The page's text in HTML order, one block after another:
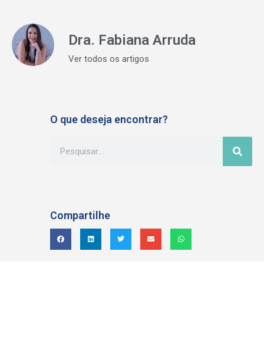
Dra. Fabiana Arruda
Ver todos os artigos
O que deseja encontrar?
Compartilhe